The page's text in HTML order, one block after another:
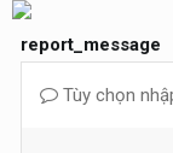
report_message
Tùy chọn